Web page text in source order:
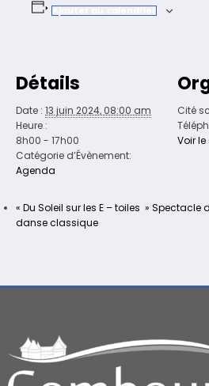
Ajouter au calendrier
Détails
Date : 13 juin 2024, 08:00 am
Heure :
8h00 - 17h00
Catégorie d’Évènement:
Agenda
Cité
Voir
« Du Soleil sur les E – toiles » Spectacle
danse classique